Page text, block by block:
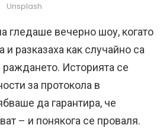
Unsplash
гледаше вечерно шоу, когато
разказаха как случайно са
Историята се
за протокола в
да гарантира, че
– и понякога се проваля.